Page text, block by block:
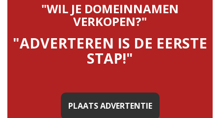
"WIL JE DOMEINNAMEN
VERKOPEN?"
"ADVERTEREN IS DE EERSTE
STAP!"
PLAATS ADVERTENTIE